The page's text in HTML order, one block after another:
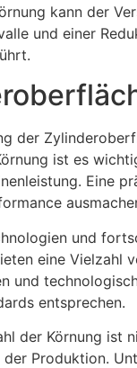
kann der
und einer
der
ist es
Eine
und
eine Vielzahl
und
entsprechen.
der Körnung ist
Produktion.